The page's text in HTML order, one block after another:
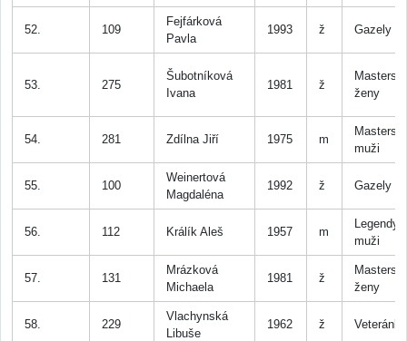
52. 109
Fejfárková
Pavla
1993 ž Gazely
53. 275
Šubotníková
Ivana
1981 ž
Masters
ženy
54. 281 Zdílna Jiří 1975 m
Masters
muži
55. 100
Weinertová
Magdaléna
1992 ž Gazely
56. 112 Králík Aleš 1957 m
Legendy
muži
57. 131
Mrázková
Michaela
1981 ž
Masters
ženy
58. 229
Vlachynská
Libuše
1962 ž Veteránky